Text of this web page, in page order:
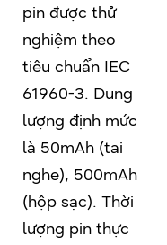
pin được thử
nghiệm theo
tiêu chuẩn IEC
61960-3. Dung
lượng định mức
là 50mAh (tai
nghe), 500mAh
(hộp sạc). Thời
lượng pin thực